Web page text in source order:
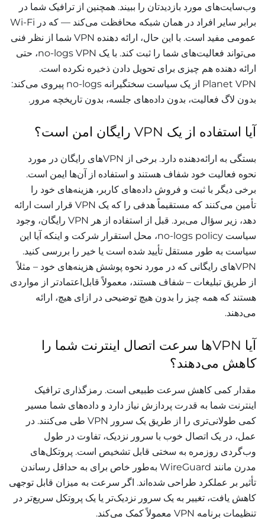
وب‌سایت‌های مورد بازدیدتان را ببیند. همچنین از ترافیک شما در
برابر سایر افراد در همان شبکه محافظت می‌کند — که در Wi-Fi
عمومی مفید است. با این حال، ارائه دهنده VPN شما از نظر فنی
می‌تواند فعالیت‌های شما را ثبت کند. با یک no-logs VPN، حتی
ارائه دهنده هم چیزی برای تحویل دادن ذخیره نکرده است.
Planet VPN از یک سیاست سختگیرانه no-logs پیروی می‌کند:
بدون لاگ فعالیت، بدون داده‌های جلسه، بدون تاریخچه مرور.
آیا استفاده از یک VPN رایگان امن است؟
بستگی به ارائه‌دهنده دارد. برخی از VPNهای رایگان در مورد
نحوه فعالیت خود شفاف هستند و استفاده از آن‌ها ایمن است.
برخی دیگر با ثبت و فروش داده‌های کاربر، هزینه‌های خود را
تأمین می‌کنند که مستقیماً هدفی را که یک VPN قرار است ارائه
دهد، زیر سؤال می‌برد. قبل از استفاده از هر VPN رایگان، وجود
سیاست no-logs policy، محل استقرار شرکت و اینکه آیا این
سیاست به طور مستقل تأیید شده است یا خیر را بررسی کنید.
VPNهای رایگانی که در مورد نحوه پوشش هزینه‌های خود – مثلاً
از طریق تبلیغات – شفاف هستند، معمولاً قابل‌اعتمادتر از مواردی
هستند که همه چیز را بدون هیچ توضیحی در ازای هیچ، ارائه
می‌دهند.
آیا VPNها سرعت اتصال اینترنت شما را
کاهش می‌دهند؟
مقدار کمی کاهش سرعت طبیعی است. رمزگذاری ترافیک
اینترنت شما به قدرت پردازش نیاز دارد و داده‌های شما مسیر
کمی طولانی‌تری را از طریق یک سرور VPN طی می‌کنند. در
عمل، در یک اتصال خوب با سرور نزدیک، تفاوت در طول
وب‌گردی روزمره به سختی قابل تشخیص است. پروتکل‌های
مدرن مانند WireGuard به‌طور خاص برای به حداقل رساندن
تأثیر بر عملکرد طراحی شده‌اند. اگر سرعت به میزان قابل توجهی
کاهش یافت، تغییر به یک سرور نزدیک‌تر یا یک پروتکل سریع‌تر در
تنظیمات برنامه VPN معمولاً کمک می‌کند.